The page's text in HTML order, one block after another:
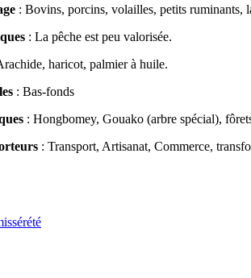
: Bovins, porcins, volailles, petits ruminants,
: La pêche est peu valorisée.
haricot, palmier à huile.
: Bas-fonds
: Hongbomey, Gouako (arbre spécial),
: Transport, Artisanat, Commerce,